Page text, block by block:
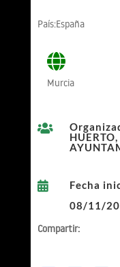
País:España
Murcia


Fecha
08/11/
Compartir: